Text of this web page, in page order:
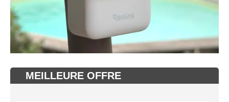
MEILLEURE OFFRE